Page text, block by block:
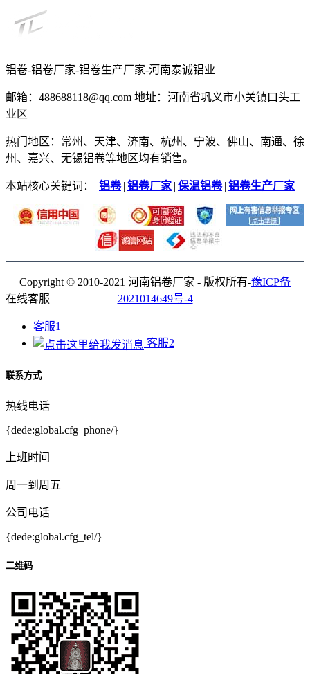
铝卷-铝卷厂家-铝卷生产厂家-河南泰诚铝业
邮箱：488688118@qq.com 地址：河南省巩义市小关镇口头工
业区
热门地区：常州、天津、济南、杭州、宁波、佛山、南通、徐
州、嘉兴、无锡铝卷等地区均有销售。
本站核心关键词： 铝卷 | 铝卷厂家 | 保温铝卷 | 铝卷生产厂家
Copyright © 2010-2021 河南铝卷厂家 - 版权所有-豫ICP备
2021014649号-4
在线客服
客服1
客服2
联系方式
热线电话
{dede:global.cfg_phone/}
上班时间
周一到周五
公司电话
{dede:global.cfg_tel/}
二维码